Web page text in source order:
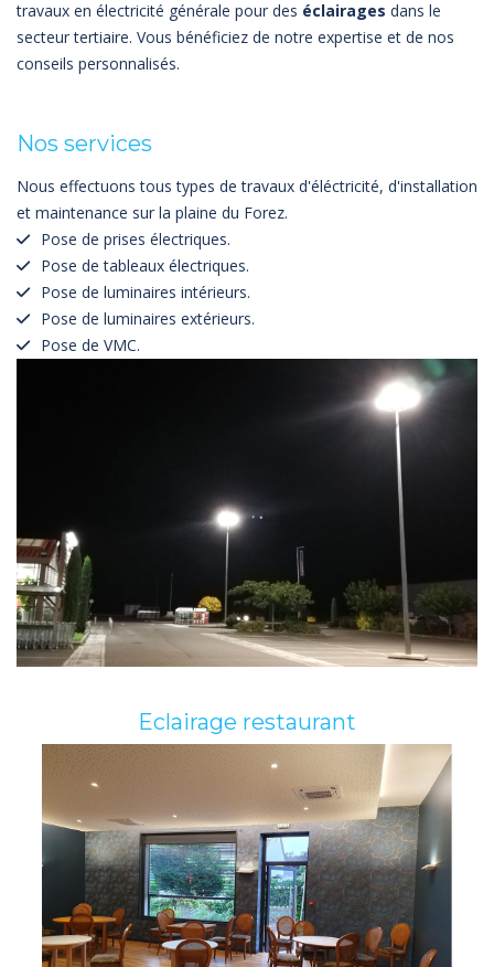
travaux en électricité générale pour des éclairages dans le
secteur tertiaire. Vous bénéficiez de notre expertise et de nos
conseils personnalisés.
Nos services
Nous effectuons tous types de travaux d'éléctricité, d'installation
et maintenance sur la plaine du Forez.
Pose de prises électriques.
Pose de tableaux électriques.
Pose de luminaires intérieurs.
Pose de luminaires extérieurs.
Pose de VMC.
Eclairage restaurant